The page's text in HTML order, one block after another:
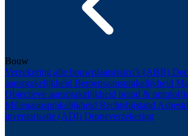
Bouw
Verzekering alle bouwplaatsrisico’s (ABR)
aansprakelijkheid Beroepsaansprakelijkheid
Objectieve aansprakelijkheid brand &
Milieuaansprakelijkheid Rechtsbijstand
inventarisatie (ADI) Droneverzekering